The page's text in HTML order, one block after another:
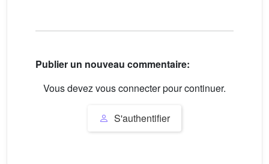
Publier un nouveau commentaire:
Vous devez vous connecter pour continuer.
S'authentifier